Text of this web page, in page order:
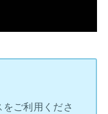
ご利用くださ